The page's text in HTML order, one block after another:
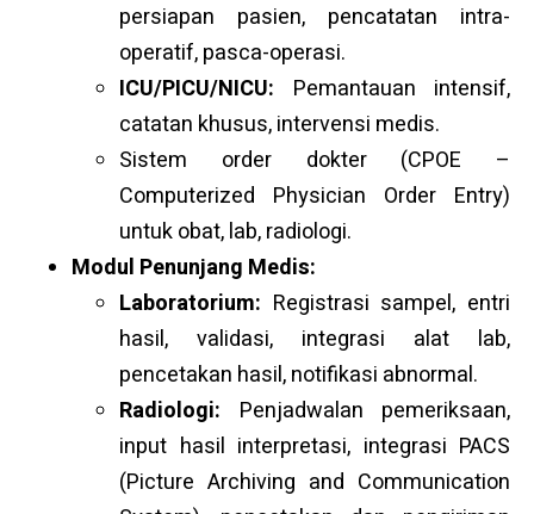
persiapan pasien, pencatatan intra-
operatif, pasca-operasi.
ICU/PICU/NICU: Pemantauan intensif,
catatan khusus, intervensi medis.
Sistem order dokter (CPOE –
Computerized Physician Order Entry)
untuk obat, lab, radiologi.
Modul Penunjang Medis:
Laboratorium: Registrasi sampel, entri
hasil, validasi, integrasi alat lab,
pencetakan hasil, notifikasi abnormal.
Radiologi: Penjadwalan pemeriksaan,
input hasil interpretasi, integrasi PACS
(Picture Archiving and Communication